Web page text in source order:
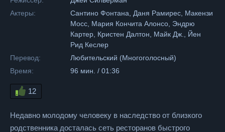
Актеры:
Сантино Фонтана, Даня Рамирес, Макензи
Мосс, Мария Кончита Алонсо, Эндрю
Картер, Кристен Далтон, Майк Дж., Йен
Рид Кеслер
Перевод:
Любительский (Многоголосный)
Время:
96 мин. / 01:36
12
Недавно молодому человеку в наследство от близкого
родственника досталась сеть ресторанов быстрого